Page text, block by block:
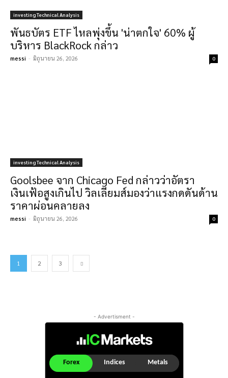
investing Technical Analysis
พันธบัตร ETF ไหลพุ่งขึ้น 'น่าตกใจ' 60% ผู้
บริหาร BlackRock กล่าว
messi - มิถุนายน 26, 2026 0
investing Technical Analysis
Goolsbee จาก Chicago Fed กล่าวว่าอัตรา
เงินเฟ้อสูงเกินไป วิลเลียมส์มองว่าแรงกดดันด้าน
ราคาผ่อนคลายลง
messi - มิถุนายน 26, 2026 0
1 2 3
- Advertisment -